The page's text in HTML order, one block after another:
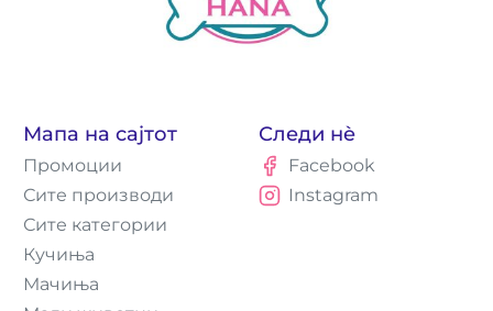
Мапа на сајтот
Промоции
Сите производи
Сите категории
Кучиња
Мачиња
Следи нè
Facebook
Instagram